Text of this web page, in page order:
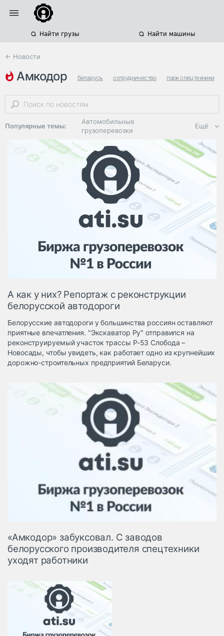
Найти грузы Найти машины
← Новости
амкодор беларусь сотрудничество парк спецтехники
Популярные темы:
Автомобильные
грузоперевозки
Региональная
логистика
ЭДО, ИТ в
логистике
Дороги,
инфраструктура
Логистика, грузы
Негабаритные и
опасные грузы
Безопасность и
Таможня и ВЭД
грузовые
терминалы
Коммерческий
транспорт
Автосервис,
запчасти, шины
Топливо, масла и
автохимия
Ещё
А как у них? Репортаж с реконструкции
белорусской автодороги
Белорусские автодороги у большинства россиян оставляют
приятные впечатления. "Экскаватор Ру" отправился на
реконструируемый участок трассы Р-53 Слобода –
Новосады, чтобы увидеть, как работает одно из крупнейших
дорожно-строительных предприятий Беларуси.
«Амкодор» забуксовал. С заводов
белорусского производителя спецтехники
уходят работники